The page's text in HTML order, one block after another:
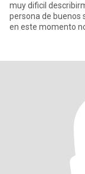
muy dificil
persona de buenos
en este momento